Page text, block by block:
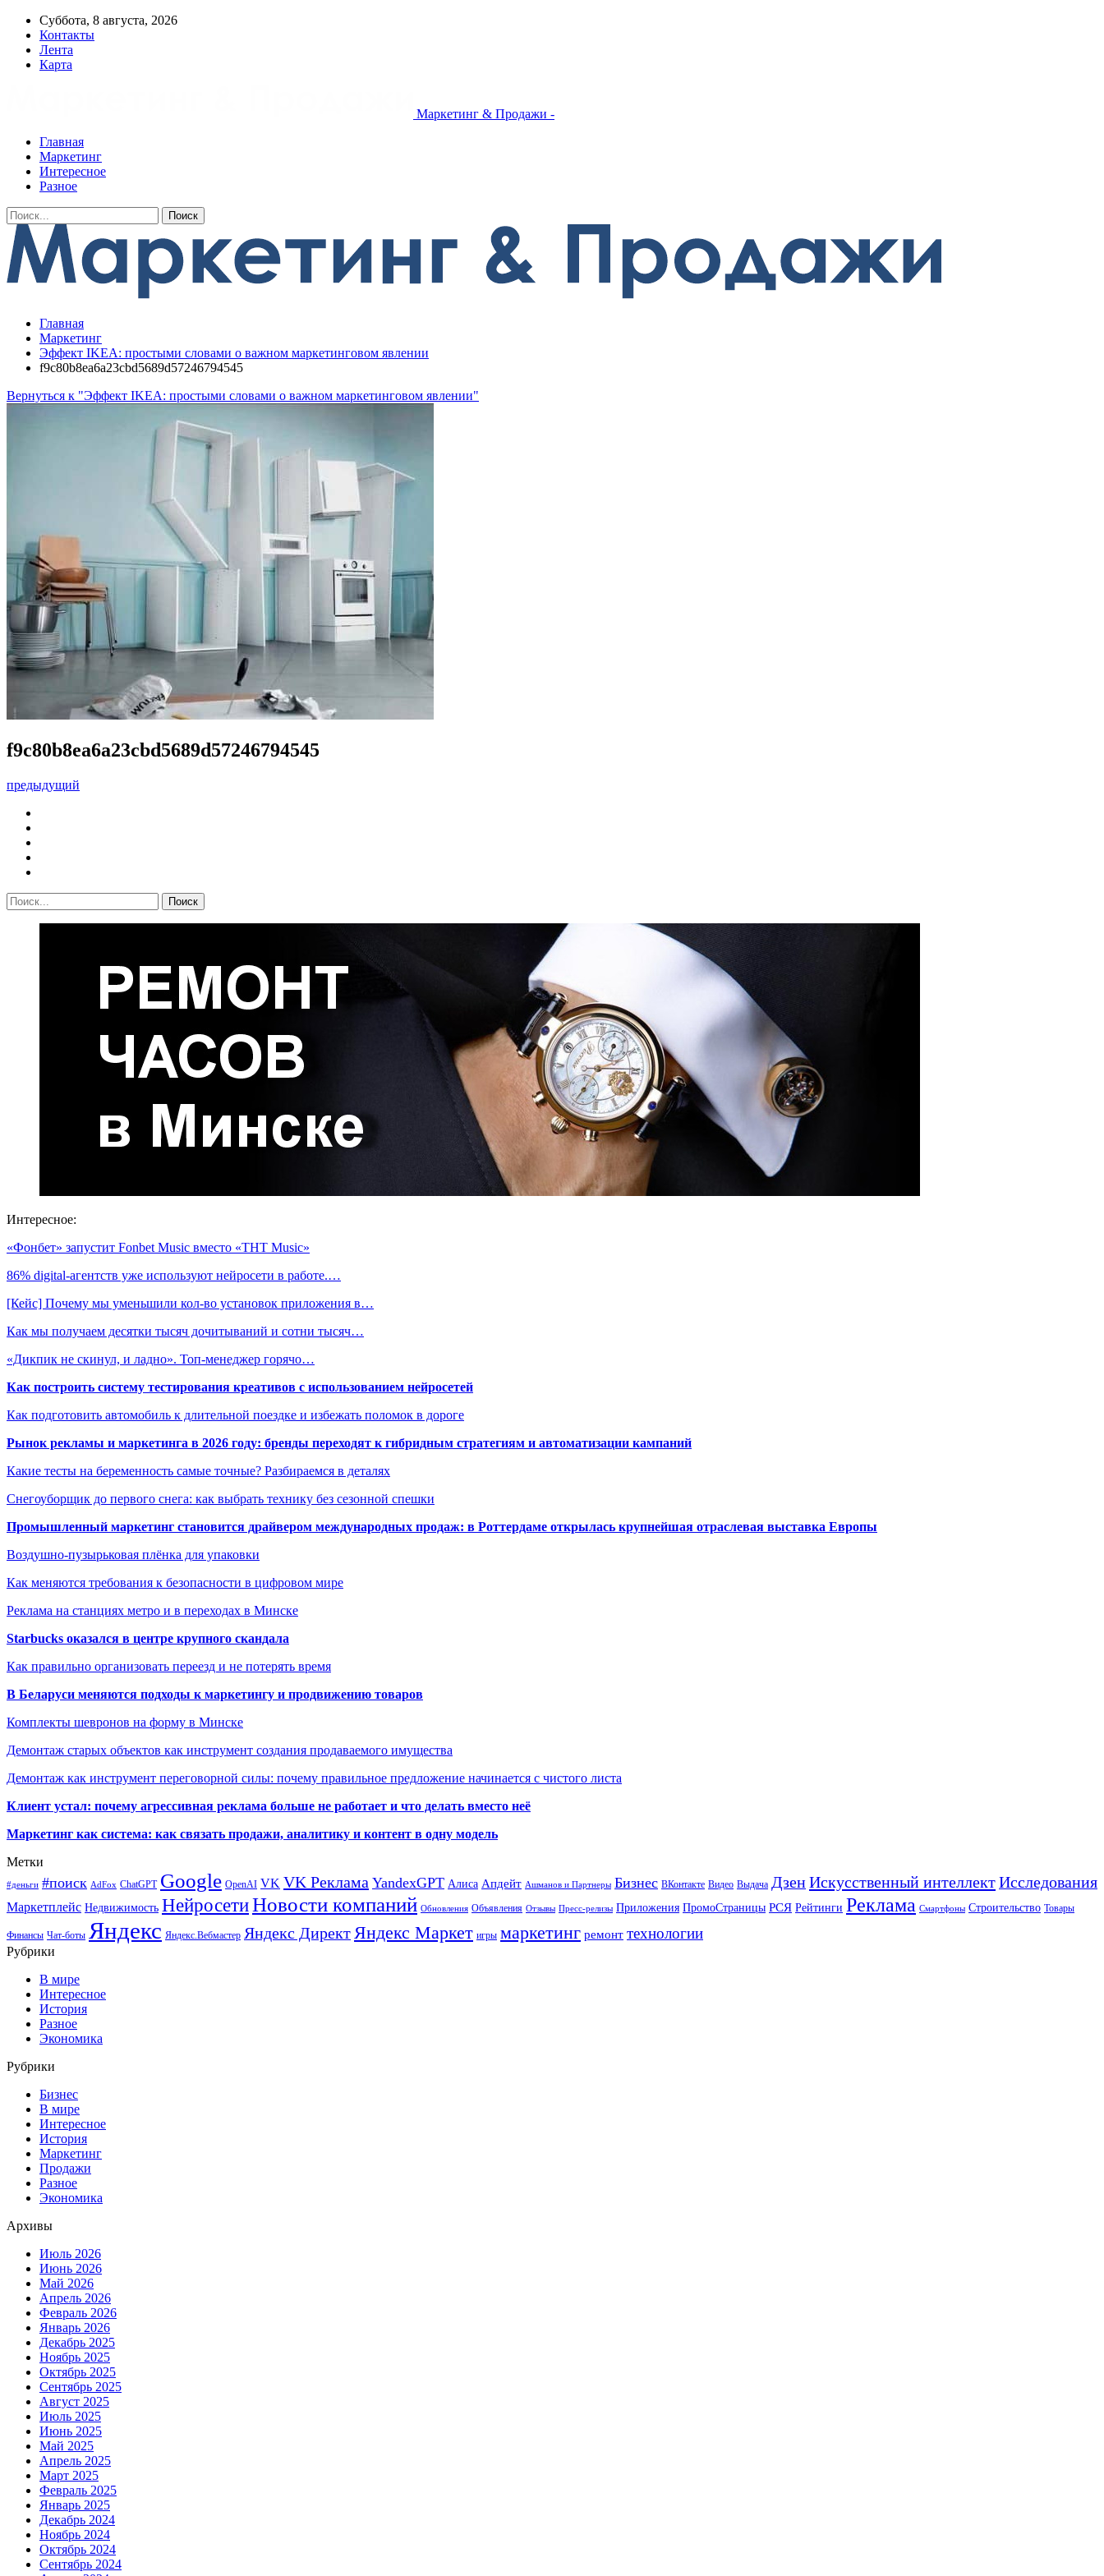
Суббота, 8 августа, 2026
Контакты
Лента
Карта
Маркетинг & Продажи -
Главная
Маркетинг
Интересное
Разное
Главная
Маркетинг
Эффект IKEA: простыми словами о важном маркетинговом явлении
f9c80b8ea6a23cbd5689d57246794545
Вернуться к "Эффект IKEA: простыми словами о важном маркетинговом явлении"
f9c80b8ea6a23cbd5689d57246794545
предыдущий
Интересное:
«Фонбет» запустит Fonbet Music вместо «ТНТ Music»
86% digital-агентств уже используют нейросети в работе.…
[Кейс] Почему мы уменьшили кол-во установок приложения в…
Как мы получаем десятки тысяч дочитываний и сотни тысяч…
«Дикпик не скинул, и ладно». Топ-менеджер горячо…
Как построить систему тестирования креативов с использованием нейросетей
Как подготовить автомобиль к длительной поездке и избежать поломок в дороге
Рынок рекламы и маркетинга в 2026 году: бренды переходят к гибридным стратегиям и автоматизации кампаний
Какие тесты на беременность самые точные? Разбираемся в деталях
Снегоуборщик до первого снега: как выбрать технику без сезонной спешки
Промышленный маркетинг становится драйвером международных продаж: в Роттердаме открылась крупнейшая отраслевая выставка Европы
Воздушно-пузырьковая плёнка для упаковки
Как меняются требования к безопасности в цифровом мире
Реклама на станциях метро и в переходах в Минске
Starbucks оказался в центре крупного скандала
Как правильно организовать переезд и не потерять время
В Беларуси меняются подходы к маркетингу и продвижению товаров
Комплекты шевронов на форму в Минске
Демонтаж старых объектов как инструмент создания продаваемого имущества
Демонтаж как инструмент переговорной силы: почему правильное предложение начинается с чистого листа
Клиент устал: почему агрессивная реклама больше не работает и что делать вместо неё
Маркетинг как система: как связать продажи, аналитику и контент в одну модель
Метки
#деньги #поиск AdFox ChatGPT Google OpenAI VK VK Реклама YandexGPT Алиса Апдейт Ашманов и Партнеры Бизнес ВКонтакте Видео Выдача ДзенИскусственный интеллектИсследования
Маркетплейс Недвижимость НейросетиНовости компаний Обновления Объявления Отзывы Пресс-релизы Приложения ПромоСтраницы РСЯ Рейтинги Реклама Смартфоны Строительство Товары
Финансы Чат-боты Яндекс Яндекс.Вебмастер Яндекс Директ Яндекс Маркет игры маркетинг ремонт технологии
Рубрики
В мире
Интересное
История
Разное
Экономика
Рубрики
Бизнес
В мире
Интересное
История
Маркетинг
Продажи
Разное
Экономика
Архивы
Июль 2026
Июнь 2026
Май 2026
Апрель 2026
Февраль 2026
Январь 2026
Декабрь 2025
Ноябрь 2025
Октябрь 2025
Сентябрь 2025
Август 2025
Июль 2025
Июнь 2025
Май 2025
Апрель 2025
Март 2025
Февраль 2025
Январь 2025
Декабрь 2024
Ноябрь 2024
Октябрь 2024
Сентябрь 2024